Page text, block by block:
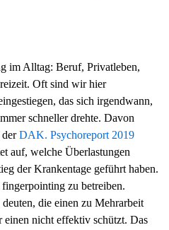
t
im Alltag: Beruf, Privatleben,
Oft sind wir hier
das sich irgendwann,
schneller drehte. Davon
derDAK. Psychoreport 2019
auf, welche Überlastungen
der Krankentage geführt haben.
zu betreiben.
die einen zu Mehrarbeit
einen nicht effektiv schützt. Das